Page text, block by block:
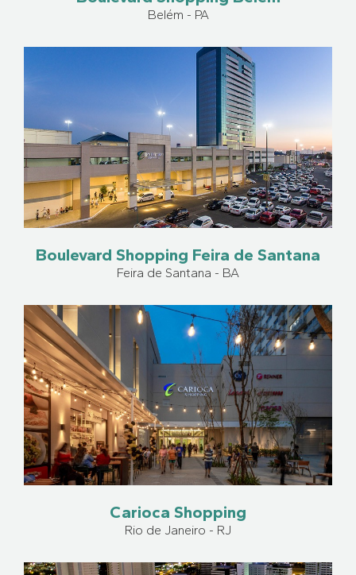
Belém - PA
Boulevard Shopping Feira de Santana
Feira de Santana - BA
Carioca Shopping
Rio de Janeiro - RJ